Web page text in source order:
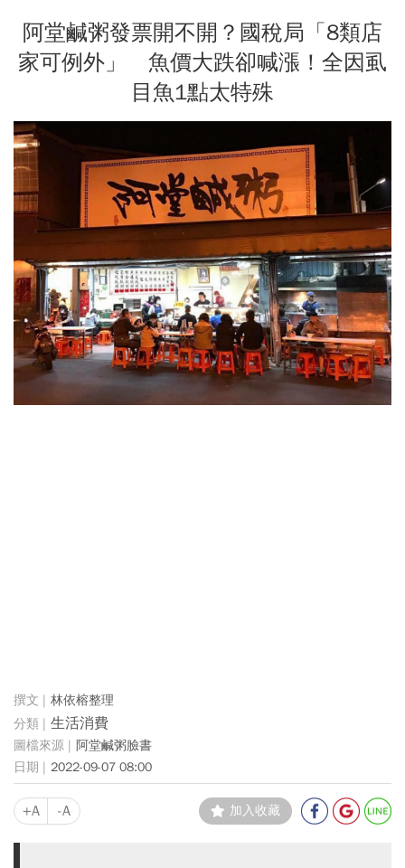
阿堂鹹粥發票開不開？國稅局「8類店
家可例外」 魚價大跌卻喊漲！全因虱
目魚1點太特殊
林依榕整理
生活消費
阿堂鹹粥臉書
2022-09-07 08:00
+A -A 加入收藏